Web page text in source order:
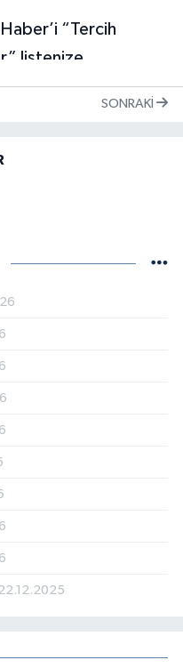
SONRAKI